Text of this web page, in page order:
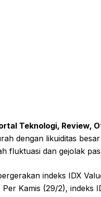
Teknologi, Review,
dengan likuiditas
fluktuasi dan gejolak
indeks IDX
Kamis (29/2), indeks